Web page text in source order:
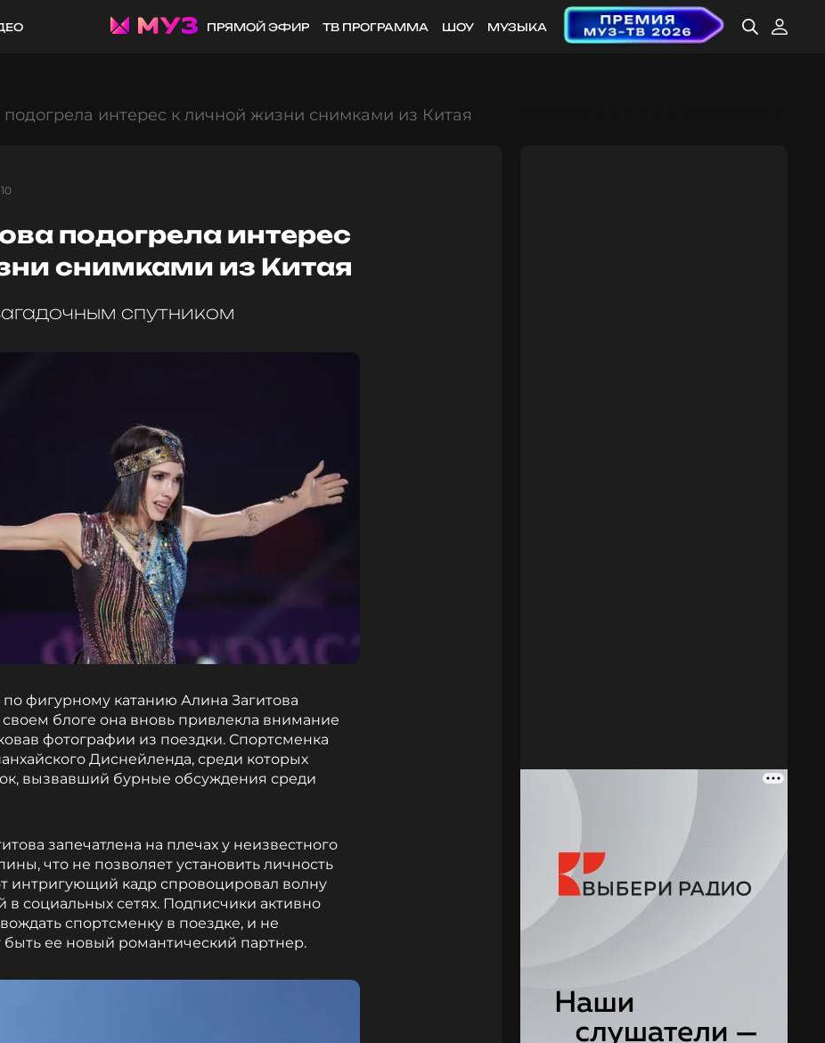
ПРЯМОЙ ЭФИР ТВ ПРОГРАММА ШОУ МУЗЫКА
подогрела интерес к личной жизни снимками из Китая
подогрела интерес
снимками из Китая
спутником
фигурному катанию Алина Загитова
блоге она вновь привлекла внимание
фотографии из поездки. Спортсменка
Диснейленда, среди которых
вызвавший бурные обсуждения среди
запечатлена на плечах у неизвестного
что не позволяет установить личность
интригующий кадр спровоцировал волну
социальных сетях. Подписчики активно
спортсменку в поездке, и не
быть ее новый романтический партнер.